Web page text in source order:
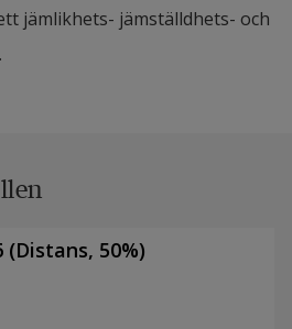
jämlikhets- jämställdhets- och
(Distans, 50%)
Insidan
Länk till